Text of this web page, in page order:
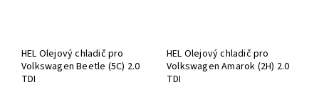
HEL Olejový chladič pro
Volkswagen Beetle (5C) 2.0
TDI
HEL Olejový chladič pro
Volkswagen Amarok (2H) 2.0
TDI